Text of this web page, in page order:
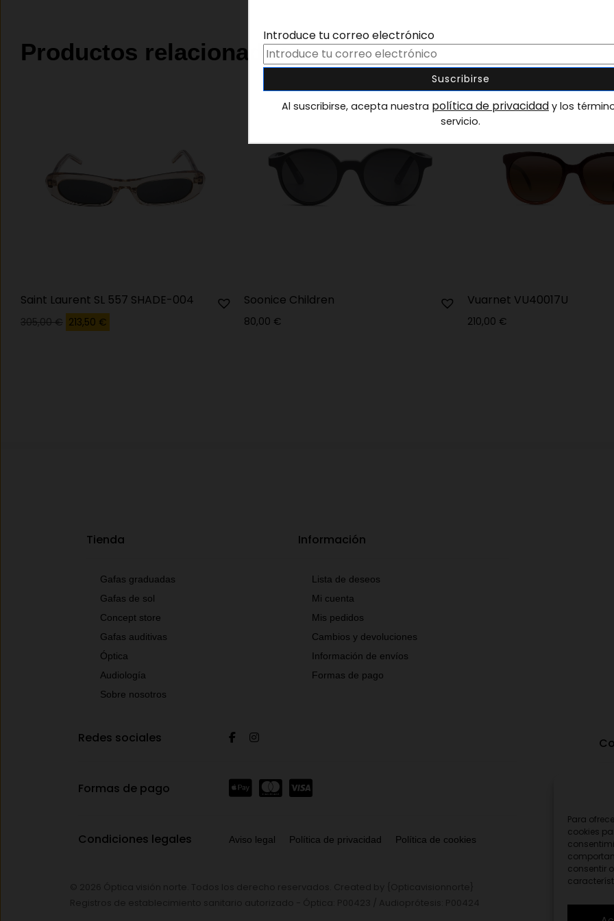
Para
cookies
consentir
Productos relacionados
Saint Laurent SL 557 SHADE-004
305,00€ 213,50 €
Soonice Children
80,00 €
Vuarnet VU40017U
210,00 €
Tienda
Gafas graduadas
Gafas de sol
Concept store
Gafas auditivas
Óptica
Audiología
Sobre nosotros
Información
Lista de deseos
Mi cuenta
Mis pedidos
Cambios y devoluciones
Información de envíos
Formas de pago
Redes sociales
Formas de pago
Condiciones legales Aviso legal Política de privacidad Política de cookies
Introduce tu correo electrónico
Al suscribirse, acepta nuestra política de privacidad y los
servicio.